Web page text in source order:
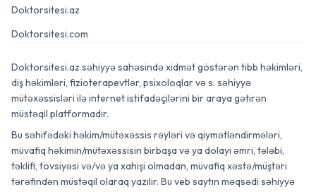
Doktorsitesi.az
Doktorsitesi.com
Doktorsitesi.az səhiyyə sahəsində xidmət göstərən tibb həkimləri,
diş həkimləri, fizioterapevtlər, psixoloqlar və s. səhiyyə
mütəxəssisləri ilə internet istifadəçilərini bir araya gətirən
müstəqil platformadır.
Bu səhifədəki həkim/mütəxəssis rəyləri və qiymətləndirmələri,
müvafiq həkimin/mütəxəssisin birbaşa və ya dolayı əmri, tələbi,
təklifi, tövsiyəsi və/və ya xahişi olmadan, müvafiq xəstə/müştəri
tərəfindən müstəqil olaraq yazılır. Bu veb saytın məqsədi səhiyyə